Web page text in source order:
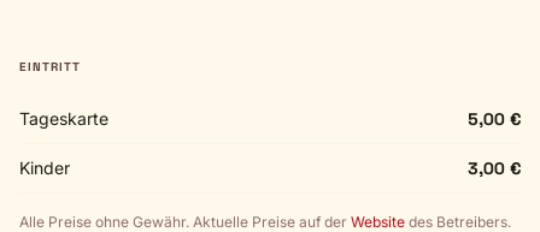
EINTRITT
Tageskarte 5,00 €
Kinder 3,00 €
Alle Preise ohne Gewähr. Aktuelle Preise auf der Website des Betreibers.